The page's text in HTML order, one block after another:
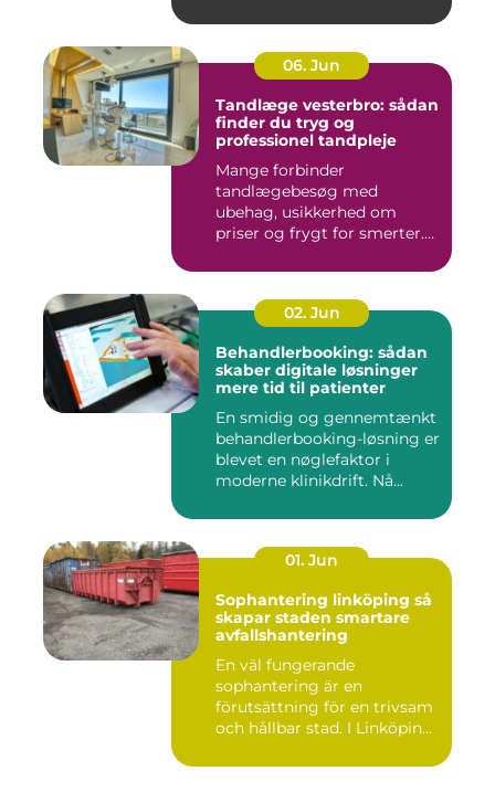
06. Jun
Tandlæge vesterbro: sådan
finder du tryg og
professionel tandpleje
Mange forbinder
tandlægebesøg med
ubehag, usikkerhed om
priser og frygt for smerter.
02. Jun
Behandlerbooking: sådan
skaber digitale løsninger
mere tid til patienter
En smidig og gennemtænkt
behandlerbooking-løsning er
blevet en nøglefaktor i
moderne klinikdrift. Nå...
01. Jun
Sophantering linköping så
skapar staden smartare
avfallshantering
En väl fungerande
sophantering är en
förutsättning för en trivsam
och hållbar stad. I Linköping